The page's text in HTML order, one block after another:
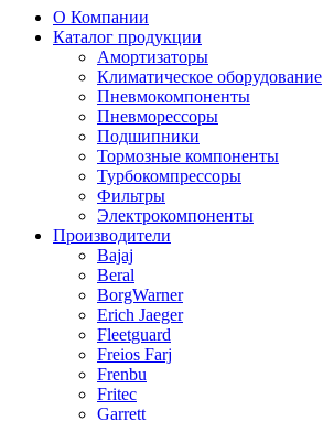
О Компании
Каталог продукции
Амортизаторы
Климатическое оборудование
Пневмокомпоненты
Пневморессоры
Подшипники
Тормозные компоненты
Турбокомпрессоры
Фильтры
Электрокомпоненты
Производители
Bajaj
Beral
BorgWarner
Erich Jaeger
Fleetguard
Freios Farj
Frenbu
Fritec
Garrett